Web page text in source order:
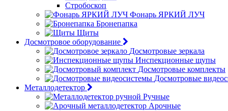
Стробоскоп
Фонарь ЯРКИЙ ЛУЧ
Бронепапка
Щиты
Досмотровое оборудование
Досмотровые зеркала
Инспекционные щупы
Досмотровые комплекты
Досмотровые
Металлодетектор
Ручные
Арочные